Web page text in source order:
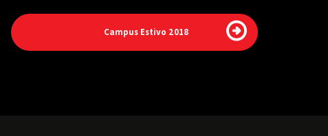
Campus Estivo 2018